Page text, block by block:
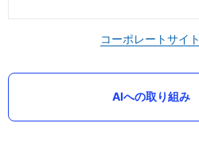
コーポレートサイト
AIへの取り組み